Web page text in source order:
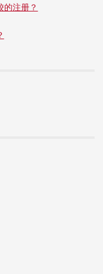
的注册？